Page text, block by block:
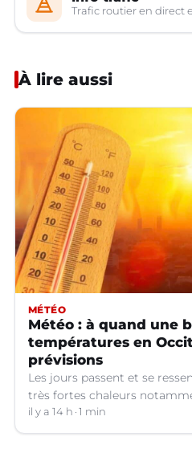
Trafic routier en direct
À lire aussi
MÉTÉO
Météo : à quand une
températures en
prévisions
Les jours passent et se
très fortes chaleurs
Jusqu’à quand ?
il y a 14 h 1 min